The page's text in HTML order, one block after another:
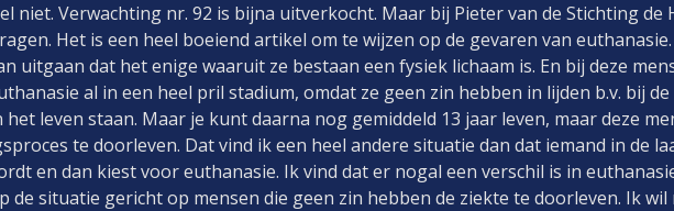
niet. Verwachting nr. 92 is bijna uitverkocht. Maar bij Pieter van de Stichting
Het is een heel boeiend artikel om te wijzen op de gevaren van
uitgaan dat het enige waaruit ze bestaan een fysiek lichaam is. En bij deze
al in een heel pril stadium, omdat ze geen zin hebben in lijden b.v. bij
het leven staan. Maar je kunt daarna nog gemiddeld 13 jaar leven, maar deze
te doorleven. Dat vind ik een heel andere situatie dan dat iemand in de
en dan kiest voor euthanasie. Ik vind dat er nogal een verschil is in
de situatie gericht op mensen die geen zin hebben de ziekte te doorleven. Ik